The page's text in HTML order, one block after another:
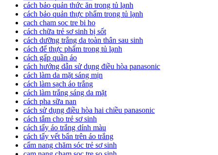
cách bảo quản thức ăn trong tủ lạnh
cách bảo quản thực phẩm trong tủ lạnh
cach cham soc tre bi ho
cách chữa trẻ sơ sinh bị sốt
cách dưỡng trắng da toàn thân sau sinh
cách để thực phẩm trong tủ lạnh
cách gấp quần áo
cách hướng dẫn sử dụng điều hòa panasonic
cách làm da mặt sáng mịn
cách làm sạch áo trắng
cách làm trắng sáng da mặt
cách pha sữa nan
cách sử dụng điều hòa hai chiều panasonic
cách tắm cho trẻ sơ sinh
cách tẩy áo trắng dính màu
cách tẩy vết bẩn trên áo trắng
cẩm nang chăm sóc trẻ sơ sinh